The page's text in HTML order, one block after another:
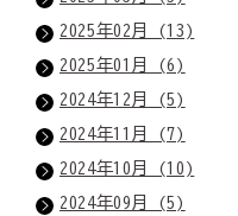
2025年02月 (13)
2025年01月 (6)
2024年12月 (5)
2024年11月 (7)
2024年10月 (10)
2024年09月 (5)